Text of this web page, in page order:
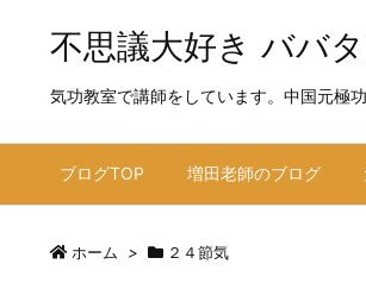
不思議大好き ババ
気功教室で講師をしています。中国元極
ブログTOP 増田老師のブログ
ホーム > ２４節気